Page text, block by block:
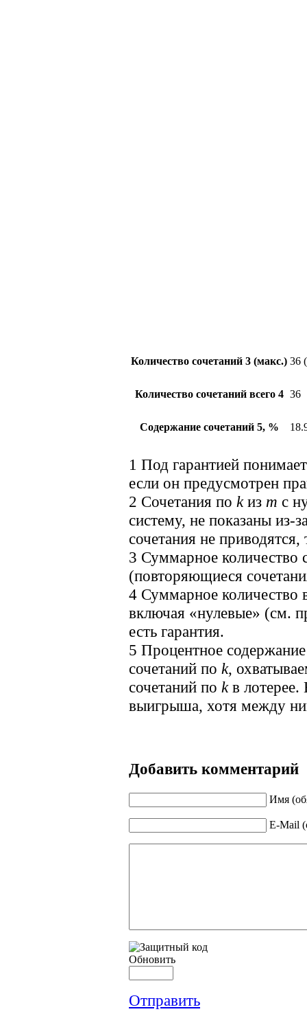
Количество сочетаний 3 (макс.) 36
Количество сочетаний всего 4 36
Содержание сочетаний 5, %
1 Под гарантией
если он предусмотрен
2 Сочетания по kиз m с
систему, не показаны
сочетания не
3 Суммарное количество
(повторяющиеся
4 Суммарное количество
включая «нулевые» (см.
есть гарантия.
5 Процентное
сочетаний по k,
сочетаний по kв лотерее.
выигрыша, хотя между
Добавить комментарий
Имя
E-Mail
Обновить
Отправить